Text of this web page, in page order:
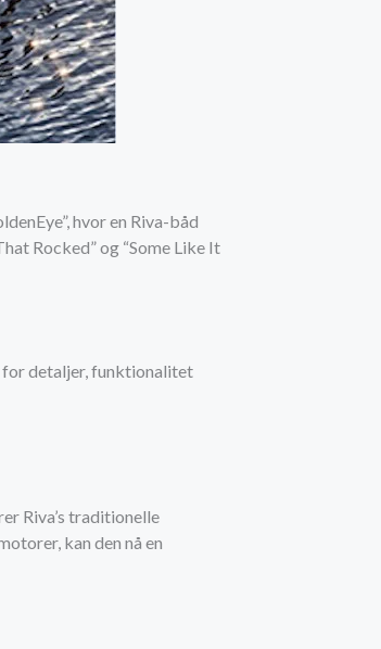
hvor en Riva-båd
Rocked” og “Some Like It
for detaljer, funktionalitet
Riva’s traditionelle
kan den nå en